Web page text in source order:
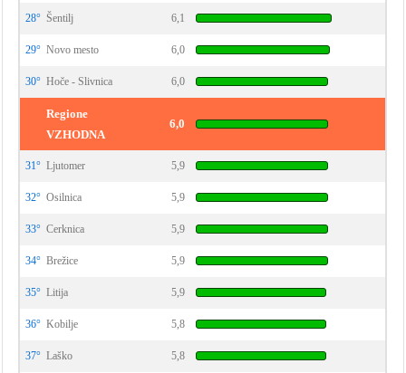
28° Šentilj 6,1
29° Novo mesto 6,0
30° Hoče - Slivnica 6,0
Regione
VZHODNA
6,0
31° Ljutomer 5,9
32° Osilnica 5,9
33° Cerknica 5,9
34° Brežice 5,9
35° Litija 5,9
36° Kobilje 5,8
37° Laško 5,8